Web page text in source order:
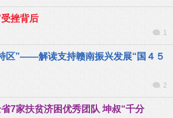
挫背后
1
区”——解读支持赣南振兴发展“国４５
2
7家扶贫济困优秀团队 坤叔“千分